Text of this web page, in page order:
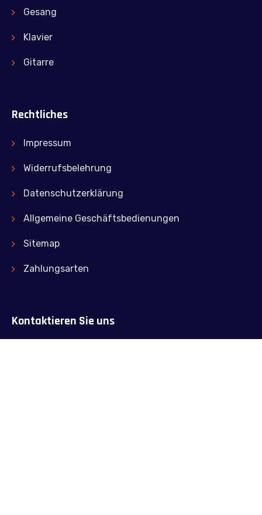
Gesang
Klavier
Gitarre
Rechtliches
Impressum
Widerrufsbelehrung
Datenschutzerklärung
Allgemeine Geschäftsbedienungen
Sitemap
Zahlungsarten
Kontaktieren Sie uns